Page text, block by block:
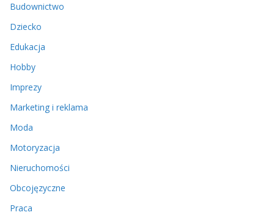
Budownictwo
Dziecko
Edukacja
Hobby
Imprezy
Marketing i reklama
Moda
Motoryzacja
Nieruchomości
Obcojęzyczne
Praca